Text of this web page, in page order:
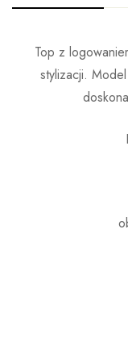
Top z
stylizacji.